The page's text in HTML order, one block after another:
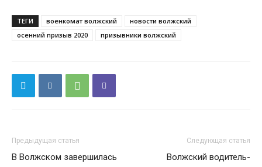
ТЕГИ военкомат волжский
новости волжский
осенний призыв 2020
призывники волжский
Предыдущая статья
В Волжском завершилась
Следующая статья
Волжский водитель-